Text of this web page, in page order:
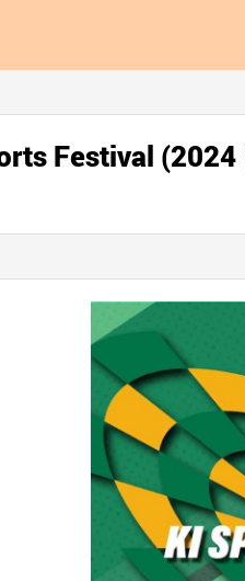
Festival (2024